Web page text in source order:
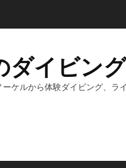
ダイビン
ーケルから体験ダイビング、ラ